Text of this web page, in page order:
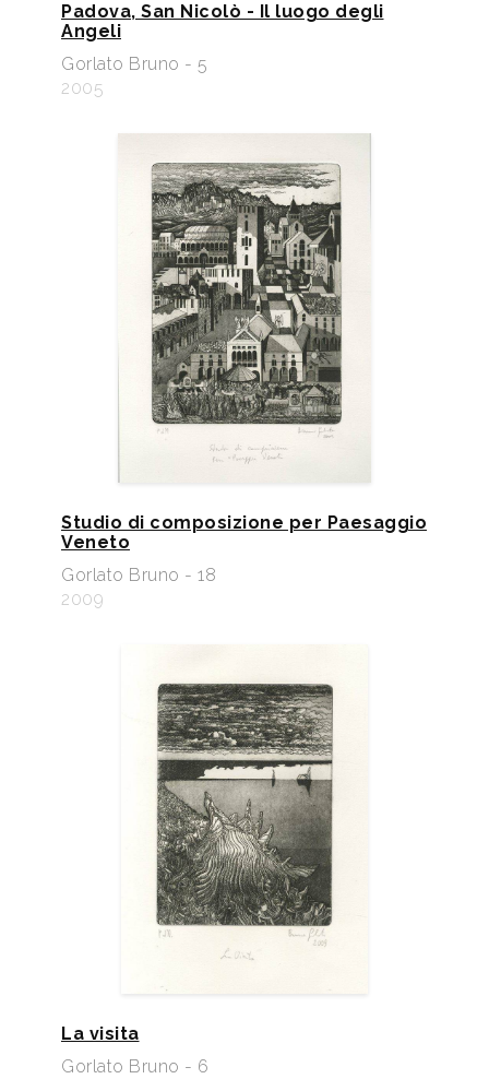
Padova, San Nicolò - Il luogo degli
Angeli
Gorlato Bruno - 5
2005
Studio di composizione per Paesaggio
Veneto
Gorlato Bruno - 18
2009
La visita
Gorlato Bruno - 6